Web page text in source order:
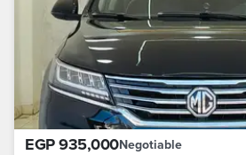
EGP 935,000Negotiable